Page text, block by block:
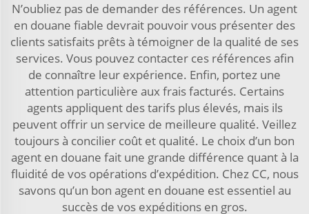
N’oubliez pas de demander des références. Un agent
en douane fiable devrait pouvoir vous présenter des
clients satisfaits prêts à témoigner de la qualité de ses
services. Vous pouvez contacter ces références afin
de connaître leur expérience. Enfin, portez une
attention particulière aux frais facturés. Certains
agents appliquent des tarifs plus élevés, mais ils
peuvent offrir un service de meilleure qualité. Veillez
toujours à concilier coût et qualité. Le choix d’un bon
agent en douane fait une grande différence quant à la
fluidité de vos opérations d’expédition. Chez CC, nous
savons qu’un bon agent en douane est essentiel au
succès de vos expéditions en gros.